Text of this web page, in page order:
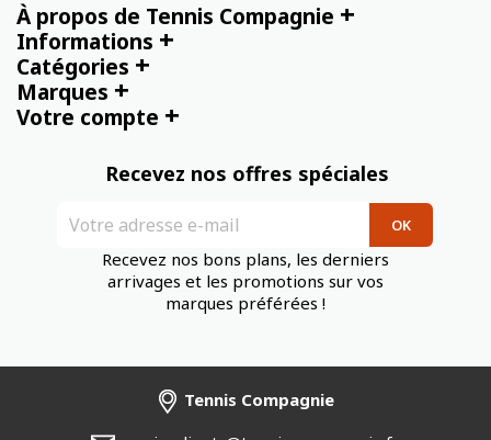
À propos de Tennis Compagnie +
Informations +
Catégories +
Marques +
Votre compte +
Recevez nos offres spéciales
Recevez nos bons plans, les derniers
arrivages et les promotions sur vos
marques préférées !
Tennis Compagnie